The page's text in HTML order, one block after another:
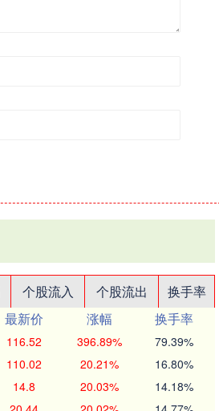
个股流入 个股流出
换手率
最新价 涨幅
换手率
116.52 396.89% 79.39%
110.02 20.21% 16.80%
14.8 20.03% 14.18%